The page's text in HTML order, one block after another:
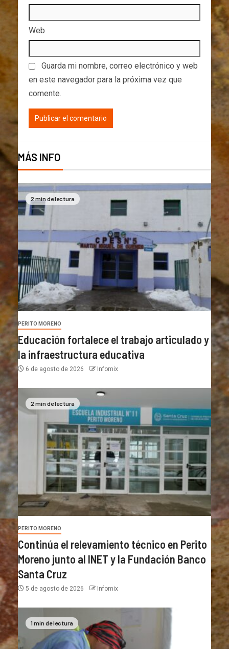
Web
Guarda mi nombre, correo electrónico y web
en este navegador para la próxima vez que
comente.
MÁS INFO
2 min de lectura
PERITO MORENO
Educación fortalece el trabajo articulado y
la infraestructura educativa
6 de agosto de 2026 Infomix
2 min de lectura
PERITO MORENO
Continúa el relevamiento técnico en Perito
Moreno junto al INET y la Fundación Banco
Santa Cruz
5 de agosto de 2026 Infomix
1 min de lectura